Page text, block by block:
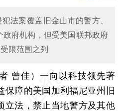
法案覆盖旧金山市的警方、
府机构，但受美国联邦政府
限范围之列
曾佳） 一向以科技领先著
保障的美国加利福尼亚州旧
立法，禁止当地警方及其他